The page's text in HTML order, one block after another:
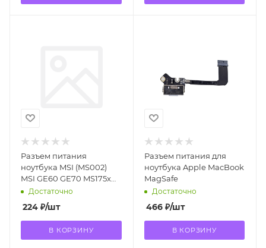
Разъем питания
ноутбука MSI (MS002)
MSI GE60 GE70 MS175x
fx620 MS1756 MS-1756
Достаточно
224 ₽/шт
В КОРЗИНУ
Разъем питания для
ноутбука Apple MacBook
MagSafe
Достаточно
466₽/шт
В КОРЗИНУ